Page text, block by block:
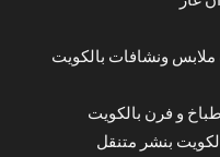
ونشافات بالكويت
و فرن بالكويت
بنشر متنقل